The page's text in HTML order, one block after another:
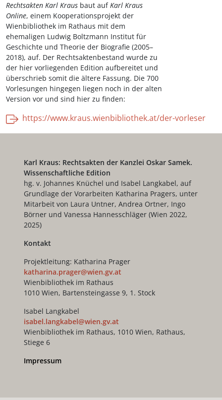
Rechtsakten Karl Kraus baut aufKarl Kraus
Online, einem Kooperationsprojekt der
Wienbibliothek im Rathaus mit dem
ehemaligen Ludwig Boltzmann Institut für
Geschichte und Theorie der Biografie (2005–
2018), auf. Der Rechtsaktenbestand wurde zu
der hier vorliegenden Edition aufbereitet und
überschrieb somit die ältere Fassung. Die 700
Vorlesungen hingegen liegen noch in der alten
Version vor und sind hier zu finden:
https://www.kraus.wienbibliothek.at/der-vorleser
Karl Kraus: Rechtsakten der Kanzlei Oskar Samek.
Wissenschaftliche Edition
hg. v. Johannes Knüchel und Isabel Langkabel, auf
Grundlage der Vorarbeiten Katharina Pragers, unter
Mitarbeit von Laura Untner, Andrea Ortner, Ingo
Börner und Vanessa Hannesschläger (Wien 2022,
2025)
Kontakt
Projektleitung: Katharina Prager
katharina.prager@wien.gv.at
Wienbibliothek im Rathaus
1010 Wien, Bartensteingasse 9, 1. Stock
Isabel Langkabel
isabel.langkabel@wien.gv.at
Wienbibliothek im Rathaus, 1010 Wien, Rathaus,
Stiege 6
Impressum